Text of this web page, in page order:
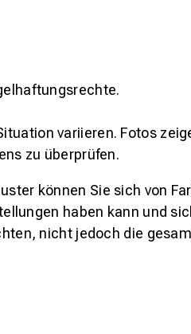
variieren. Fotos
zu überprüfen.
können Sie sich von
haben kann und
nicht jedoch die